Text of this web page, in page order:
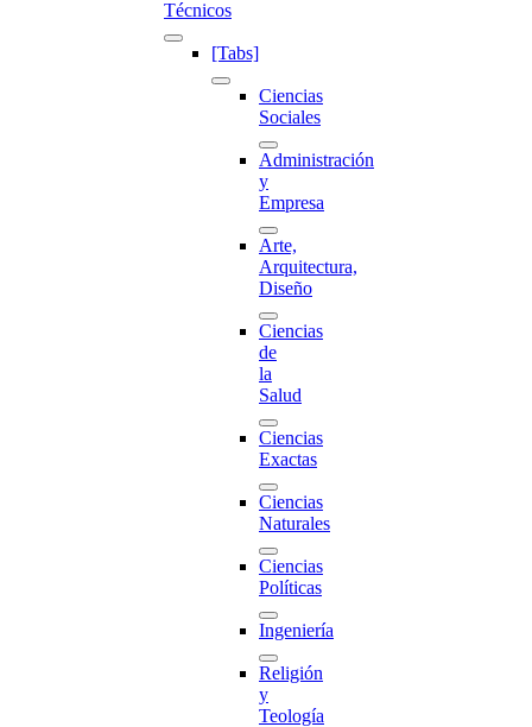
Técnicos
[Tabs]
Ciencias
Sociales
Administración
y
Empresa
Arte,
Arquitectura,
Diseño
Ciencias
de
la
Salud
Ciencias
Exactas
Ciencias
Naturales
Ciencias
Políticas
Ingeniería
Religión
y
Teología